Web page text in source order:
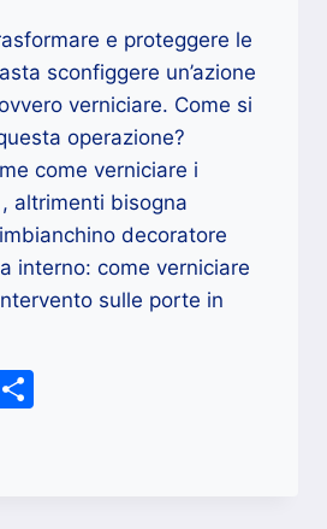
e proteggere le
sconfiggere un’azione
verniciare. Come si
operazione?
come verniciare i
altrimenti bisogna
decoratore
interno: come verniciare
sulle porte in